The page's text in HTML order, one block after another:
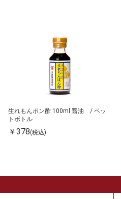
生れもんポン酢 100ml 醤油 / ペッ
トボトル
￥378(税込)